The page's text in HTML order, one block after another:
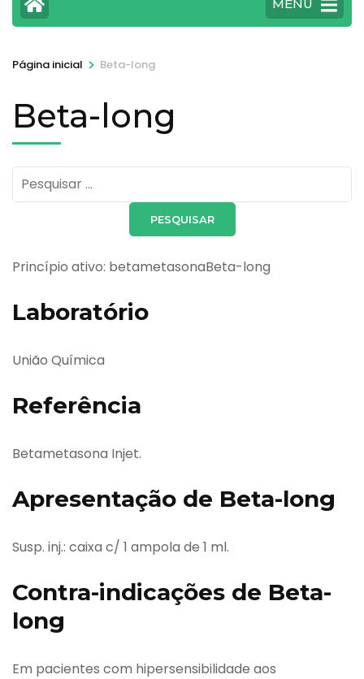
MENU
Página inicial > Beta-long
Beta-long
Pesquisar
por:
Princípio ativo: betametasonaBeta-long
Laboratório
União Química
Referência
Betametasona Injet.
Apresentação de Beta-long
Susp. inj.: caixa c/ 1 ampola de 1 ml.
Contra-indicações de Beta-
long
Em pacientes com hipersensibilidade aos